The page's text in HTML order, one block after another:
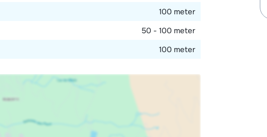
100 meter
50 - 100 meter
100 meter